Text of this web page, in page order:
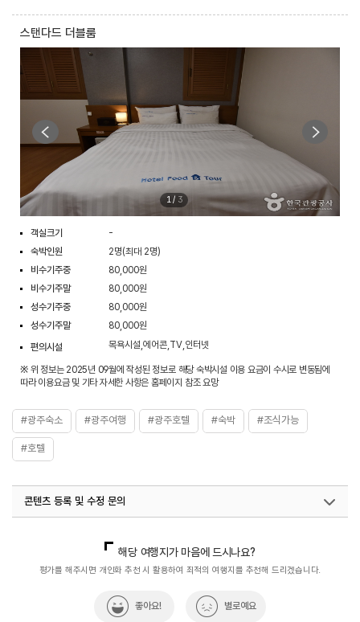
스탠다드 더블룸
1/ 3
객실크기
-
숙박인원
2명(최대 2명)
비수기주중
80,000원
비수기주말
80,000원
성수기주중
80,000원
성수기주말
80,000원
편의시설
목욕시설,에어콘,TV,인터넷
※ 위 정보는 2025년 09월에 작성된 정보로 해당 숙박시설 이용 요금이 수시로 변동됨에
따라 이용요금 및 기타 자세한 사항은 홈페이지 참조 요망
#광주숙소 #광주여행 #광주호텔 #숙박 #조식가능
#호텔
콘텐츠 등록 및 수정 문의
해당 여행지가 마음에 드시나요?
평가를 해주시면 개인화 추천 시 활용하여 최적의 여행지를 추천해 드리겠습니다.
좋아요! 별로예요